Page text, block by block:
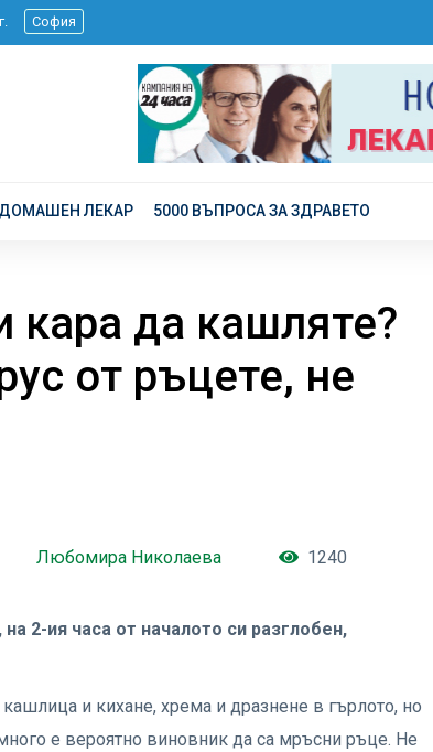
г. София
ДОМАШЕН ЛЕКАР 5000 ВЪПРОСА ЗА ЗДРАВЕТО
кара да кашляте?
от ръцете, не
Любомира Николаева 1240
2-ия часа от началото си разглобен,
и кихане, хрема и дразнене в гърлото, но
е вероятно виновник да са мръсни ръце. Не